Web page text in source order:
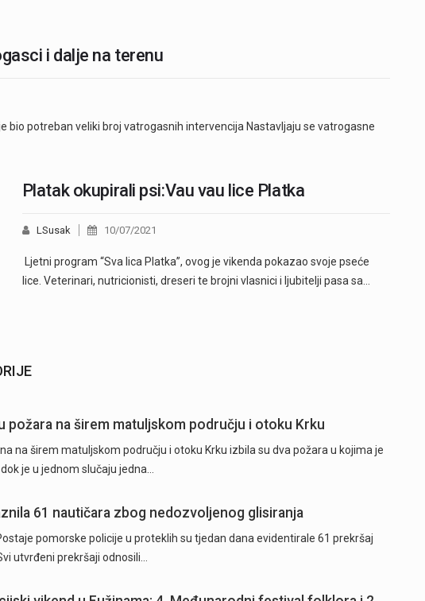
i dalje na terenu
bio potreban veliki broj vatrogasnih intervencija Nastavljaju se vatrogasne
Platak okupirali psi:Vau vau lice Platka
LSusak 10/07/2021
Ljetni program “Sva lica Platka”, ovog je vikenda pokazao svoje pseće
lice. Veterinari, nutricionisti, dreseri te brojni vlasnici i ljubitelji pasa sa…
požara na širem matuljskom području i otoku Krku
na širem matuljskom području i otoku Krku izbila su dva požara u kojima je
je u jednom slučaju jedna…
61 nautičara zbog nedozvoljenog glisiranja
pomorske policije u proteklih su tjedan dana evidentirale 61 prekršaj
utvrđeni prekršaji odnosili…